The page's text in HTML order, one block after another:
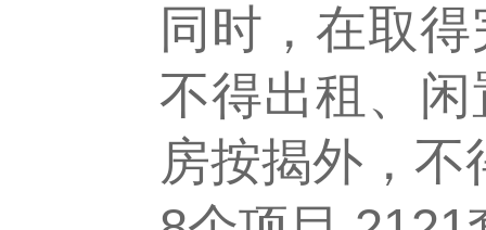
同时，在取
不得出租、
房按揭外，